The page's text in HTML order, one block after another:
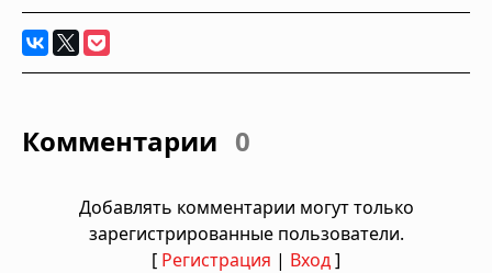
Комментарии 0
Добавлять комментарии могут только
зарегистрированные пользователи.
[ Регистрация | Вход]